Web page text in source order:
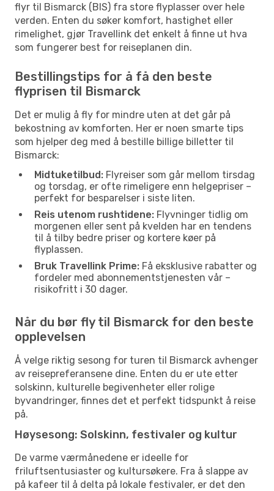
flyr til Bismarck (BIS) fra store flyplasser over hele
verden. Enten du søker komfort, hastighet eller
rimelighet, gjør Travellink det enkelt å finne ut hva
som fungerer best for reiseplanen din.
Bestillingstips for å få den beste
flyprisen til Bismarck
Det er mulig å fly for mindre uten at det går på
bekostning av komforten. Her er noen smarte tips
som hjelper deg med å bestille billige billetter til
Bismarck:
Midtuketilbud: Flyreiser som går mellom tirsdag
og torsdag, er ofte rimeligere enn helgepriser –
perfekt for besparelser i siste liten.
Reis utenom rushtidene: Flyvninger tidlig om
morgenen eller sent på kvelden har en tendens
til å tilby bedre priser og kortere køer på
flyplassen.
Bruk Travellink Prime: Få eksklusive rabatter og
fordeler med abonnementstjenesten vår –
risikofritt i 30 dager.
Når du bør fly til Bismarck for den beste
opplevelsen
Å velge riktig sesong for turen til Bismarck avhenger
av reisepreferansene dine. Enten du er ute etter
solskinn, kulturelle begivenheter eller rolige
byvandringer, finnes det et perfekt tidspunkt å reise
på.
Høysesong: Solskinn, festivaler og kultur
De varme værmånedene er ideelle for
friluftsentusiaster og kultursøkere. Fra å slappe av
på kafeer til å delta på lokale festivaler, er det den